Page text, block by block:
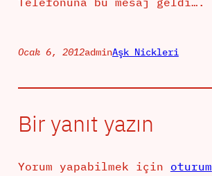
Ocak 6, 2012adminAşk Nickleri
Bir yanıt yazın
Yorum yapabilmek için oturum